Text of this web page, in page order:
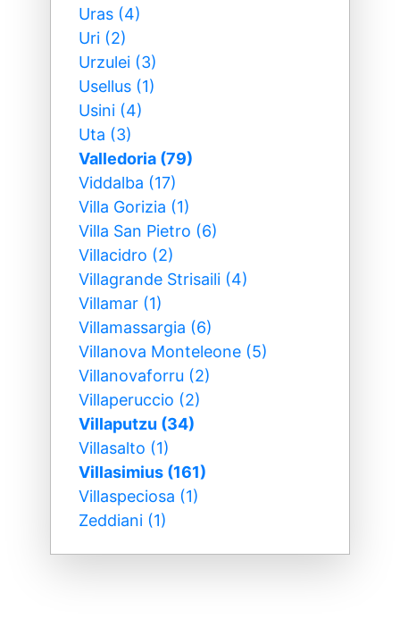
Uras (4)
Uri (2)
Urzulei (3)
Usellus (1)
Usini (4)
Uta (3)
Valledoria (79)
Viddalba (17)
Villa Gorizia (1)
Villa San Pietro (6)
Villacidro (2)
Villagrande Strisaili (4)
Villamar (1)
Villamassargia (6)
Villanova Monteleone (5)
Villanovaforru (2)
Villaperuccio (2)
Villaputzu (34)
Villasalto (1)
Villasimius (161)
Villaspeciosa (1)
Zeddiani (1)